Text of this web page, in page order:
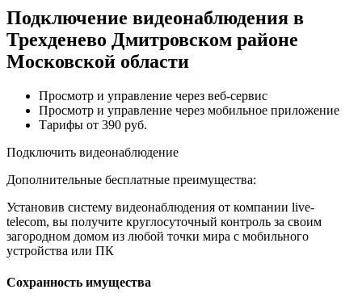
Подключение видеонаблюдения в
Трехденево Дмитровском районе
Московской области
Просмотр и управление через веб-сервис
Просмотр и управление через мобильное приложение
Тарифы от 390 руб.
Подключить видеонаблюдение
Дополнительные бесплатные преимущества:
Установив систему видеонаблюдения от компании live-
telecom, вы получите круглосуточный контроль за своим
загородном домом из любой точки мира с мобильного
устройства или ПК
Сохранность имущества